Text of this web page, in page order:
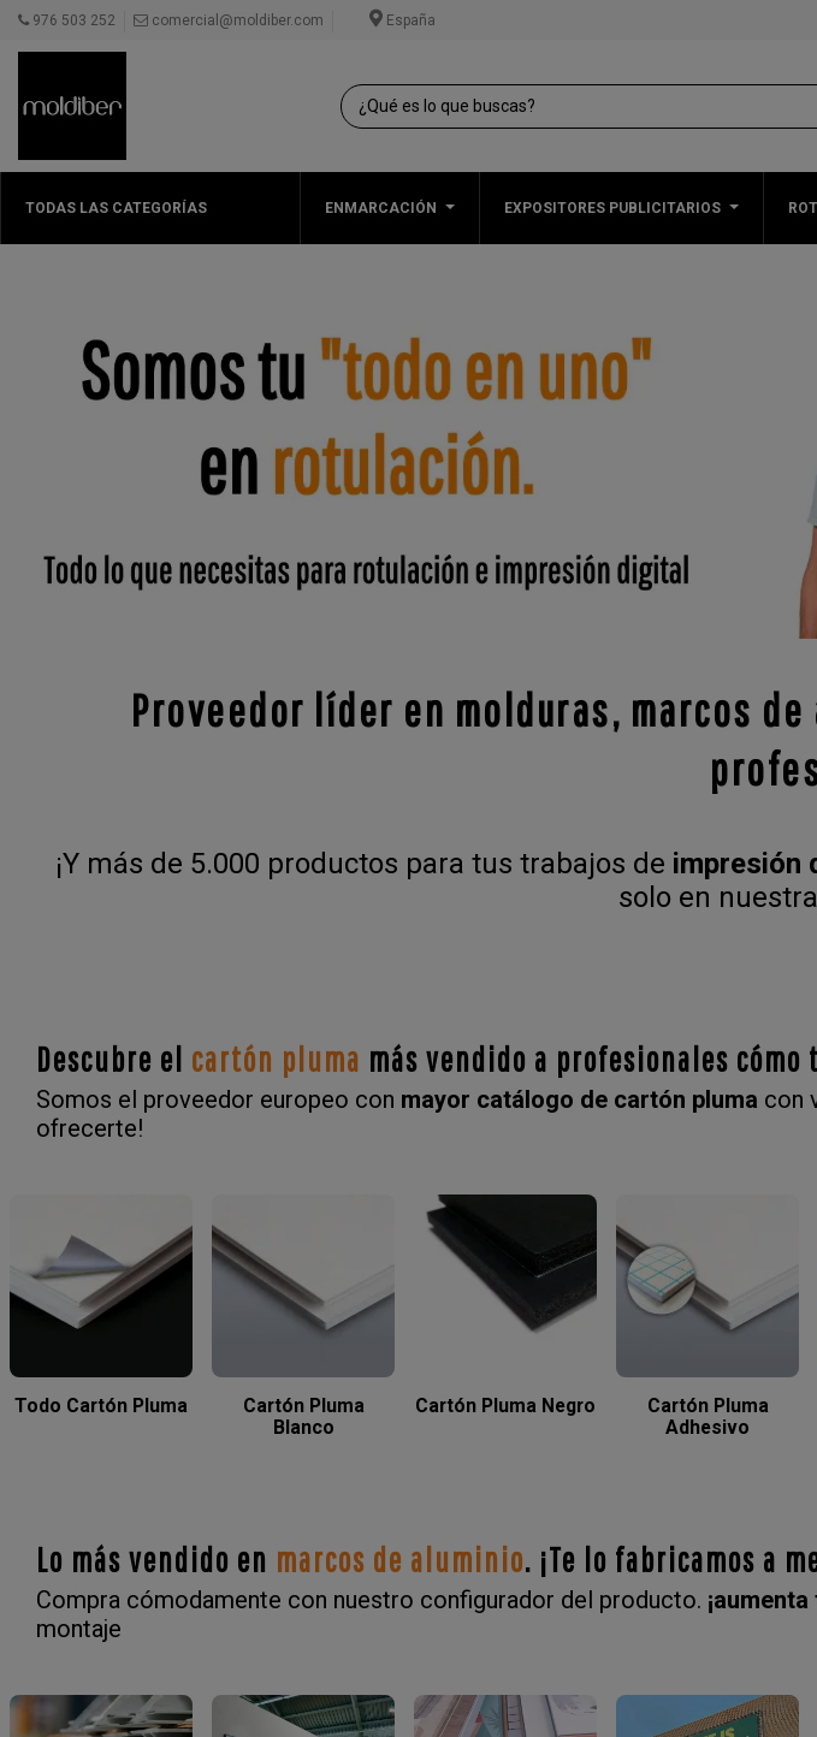
976 503 252 comercial@moldiber.com España
TODAS LAS CATEGORÍAS ENMARCACIÓN EXPOSITORES PUBLICITARIOS
Proveedor líder en molduras, marcos
¡Y más de 5.000 productos para tus trabajos de impresión
solo en nuestra
Descubre el cartón pluma más vendido a profesionales cómo
Somos el proveedor europeo con mayor catálogo de cartón pluma con
ofrecerte!
Todo Cartón Pluma
Cartón Pluma
Blanco
Cartón Pluma Negro
Cartón Pluma
Adhesivo
Lo más vendido en marcos de aluminio. ¡Te lo fabricamos a
Compra cómodamente con nuestro configurador del producto.
montaje